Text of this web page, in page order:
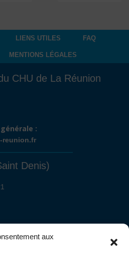
aux
LIENS UTILES FAQ
MENTIONS LÉGALES
CHU de La Réunion
:
reunion.fr
Denis)
:
site :
reunion.fr